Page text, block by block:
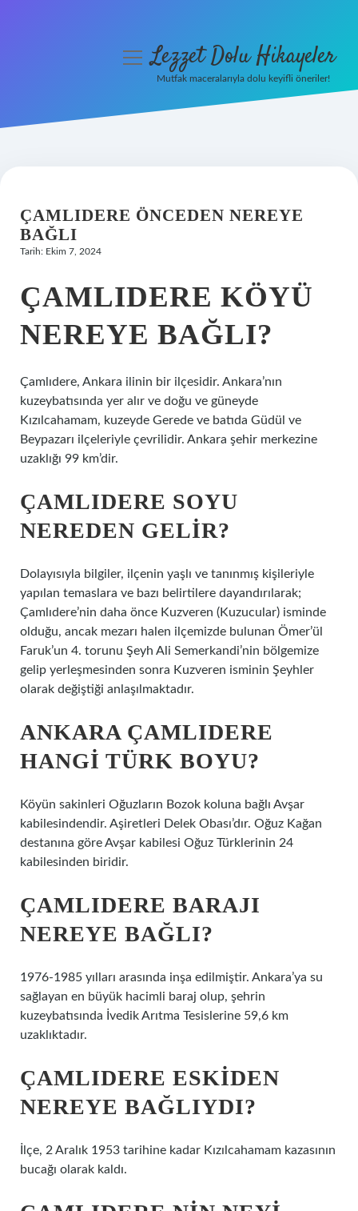
Hakkımızda
menüyüLezzet Dolu Hikayeler
Mutfak maceralarıyla dolu keyifli öneriler!
ÇAMLIDERE ÖNCEDEN NEREYE
BAĞLI
Tarih: Ekim 7, 2024
ÇAMLIDERE KÖYÜ
NEREYE BAĞLI?
Çamlıdere, Ankara ilinin bir ilçesidir. Ankara’nın
kuzeybatısında yer alır ve doğu ve güneyde
Kızılcahamam, kuzeyde Gerede ve batıda Güdül ve
Beypazarı ilçeleriyle çevrilidir. Ankara şehir merkezine
uzaklığı 99 km’dir.
ÇAMLIDERE SOYU
NEREDEN GELIR?
Dolayısıyla bilgiler, ilçenin yaşlı ve tanınmış kişileriyle
yapılan temaslara ve bazı belirtilere dayandırılarak;
Çamlıdere’nin daha önce Kuzveren (Kuzucular) isminde
olduğu, ancak mezarı halen ilçemizde bulunan Ömer’ül
Faruk’un 4. torunu Şeyh Ali Semerkandi’nin bölgemize
gelip yerleşmesinden sonra Kuzveren isminin Şeyhler
olarak değiştiği anlaşılmaktadır.
ANKARA ÇAMLIDERE
HANGI TÜRK BOYU?
Köyün sakinleri Oğuzların Bozok koluna bağlı Avşar
kabilesindendir. Aşiretleri Delek Obası’dır. Oğuz Kağan
destanına göre Avşar kabilesi Oğuz Türklerinin 24
kabilesinden biridir.
ÇAMLIDERE BARAJI
NEREYE BAĞLI?
1976-1985 yılları arasında inşa edilmiştir. Ankara’ya su
sağlayan en büyük hacimli baraj olup, şehrin
kuzeybatısında İvedik Arıtma Tesislerine 59,6 km
uzaklıktadır.
ÇAMLIDERE ESKIDEN
NEREYE BAĞLIYDI?
İlçe, 2 Aralık 1953 tarihine kadar Kızılcahamam kazasının
bucağı olarak kaldı.